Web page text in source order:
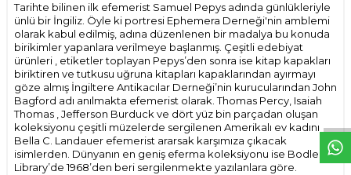
W
h
t
s
p
p
D
e
s
e
H
a
t
t
Tarihte bilinen ilk efemerist Samuel Pepys adında günlükleriyle
ünlü bir İngiliz. Öyle ki portresi Ephemera Derneği'nin amblemi
olarak kabul edilmiş, adına düzenlenen bir madalya bu konuda
birikimler yapanlara verilmeye başlanmış. Çeşitli edebiyat
ürünleri , etiketler toplayan Pepys’den sonra ise kitap kapakları
biriktiren ve tutkusu uğruna kitapları kapaklarından ayırmayı
göze almış İngiltere Antikacılar Derneği’nin kurucularından John
Bagford adı anılmakta efemerist olarak. Thomas Percy, Isaiah
Thomas , Jefferson Burduck ve dört yüz bin parçadan oluşan
koleksiyonu çeşitli müzelerde sergilenen Amerikalı ev kadını
Bella C. Landauer efemerist ararsak karşımıza çıkacak
isimlerden. Dünyanın en geniş eferma koleksiyonu ise Bodleian
Library’de 1968’den beri sergilenmekte yazılanlara göre.